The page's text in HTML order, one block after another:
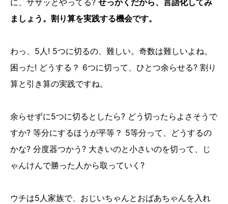
に、ササッとやってる? せっかくだから、言語化してみ
ましょう。割り算を実践する機会です。
わっ、5人! 5つに切るの、難しい。奇数は難しいよね。
困った! どうする？ 6つに切って、ひとつ余らせる? 割り
算と引き算の実践ですね。
余らせずに5つに切るとしたら? どう切ったらよさそうで
すか? 等分にするほうが平等？ 5等分って、どうするの
かな? 分度器つかう? 大きいのと小さいのを切って、じ
ゃんけんで勝った人から取っていく?
ウチは5人家族で、おじいちゃんとおばあちゃんを入れ